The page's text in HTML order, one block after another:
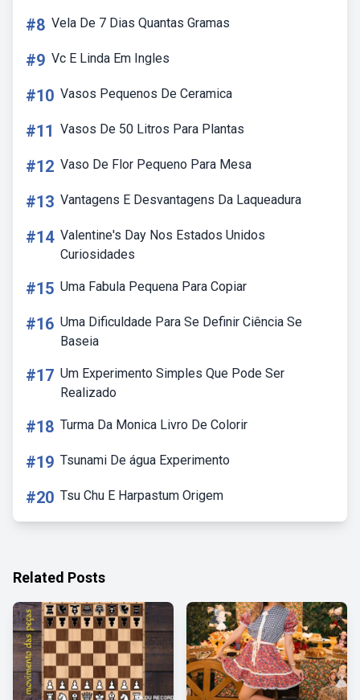
#8 Vela De 7 Dias Quantas Gramas
#9 Vc E Linda Em Ingles
#10 Vasos Pequenos De Ceramica
#11 Vasos De 50 Litros Para Plantas
#12 Vaso De Flor Pequeno Para Mesa
#13 Vantagens E Desvantagens Da Laqueadura
#14 Valentine's Day Nos Estados Unidos
Curiosidades
#15 Uma Fabula Pequena Para Copiar
#16 Uma Dificuldade Para Se Definir Ciência Se
Baseia
#17 Um Experimento Simples Que Pode Ser
Realizado
#18 Turma Da Monica Livro De Colorir
#19 Tsunami De água Experimento
#20 Tsu Chu E Harpastum Origem
Related Posts